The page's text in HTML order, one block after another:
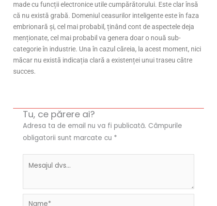
made cu funcții electronice utile cumpărătorului. Este clar însă
că nu există grabă. Domeniul ceasurilor inteligente este în faza
embrionară și, cel mai probabil, ținând cont de aspectele deja
menționate, cel mai probabil va genera doar o nouă sub-
categorie în industrie. Una în cazul căreia, la acest moment, nici
măcar nu există indicația clară a existenței unui traseu către
succes.
Tu, ce părere ai?
Adresa ta de email nu va fi publicată. Câmpurile
obligatorii sunt marcate cu *
Name*